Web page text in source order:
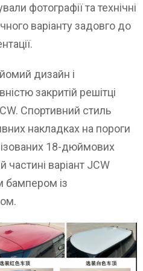
фотографії та технічні
варіанту задовго до
дизайн і
закритій решітці
Спортивний стиль
накладках на пороги
18-дюймових
частині варіант JCW
бампером із